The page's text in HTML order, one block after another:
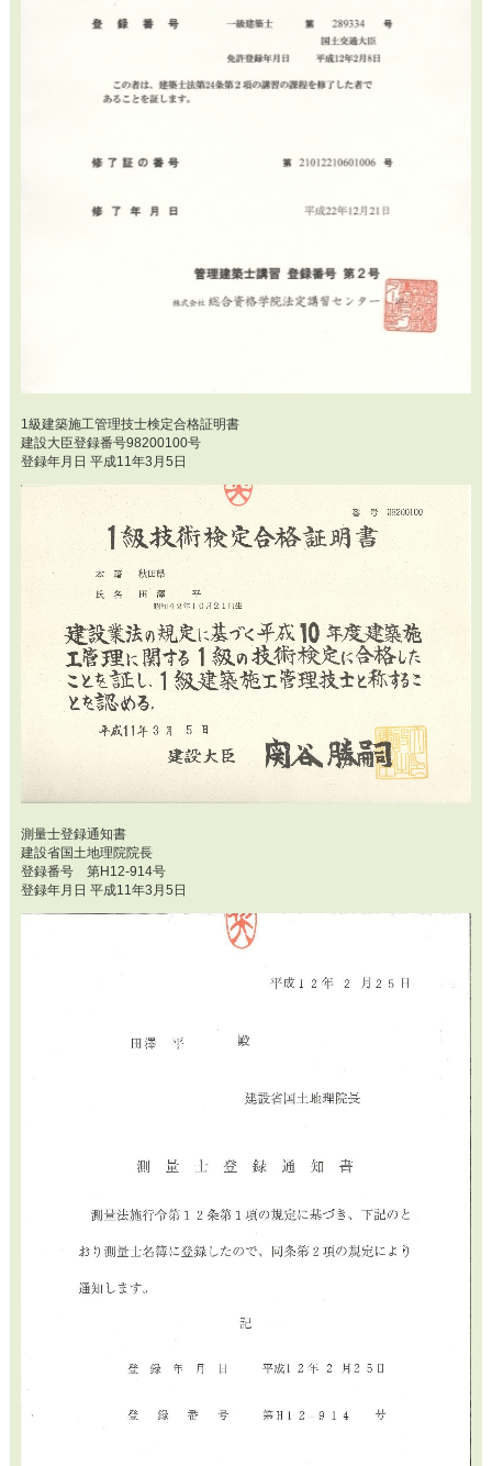
1級建築施工管理技士検定合格証明書
建設大臣登録番号98200100号
登録年月日 平成11年3月5日
測量士登録通知書
建設省国土地理院院長
登録番号 第H12-914号
登録年月日 平成11年3月5日